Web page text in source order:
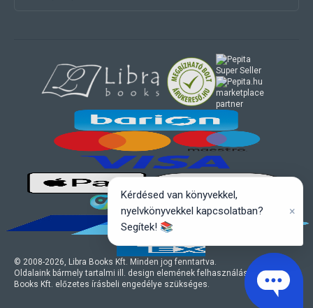
© 2008-2026, Libra Books Kft. Minden jog fenntartva.
Oldalaink bármely tartalmi ill. design elemének felhasználásához a Libra
Books Kft. előzetes írásbeli engedélye szükséges.
marketplace
partner
Kérdésed van könyvekkel,
nyelvkönyvekkel kapcsolatban?
Segítek! 📚
×